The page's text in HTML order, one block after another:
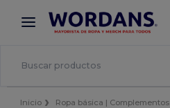
× App de Wordans
¡Mejores precios en app!
Inicio Ropa básica | Complementos